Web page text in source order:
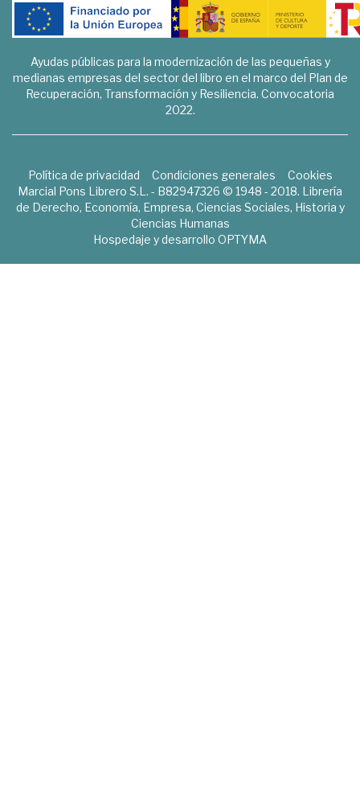
Ayudas públicas para la modernización de las pequeñas y
medianas empresas del sector del libro en el marco del Plan de
Recuperación, Transformación y Resiliencia. Convocatoria
2022.
Política de privacidad Condiciones generales
Cookies
Marcial Pons Librero S.L. - B82947326 © 1948 - 2018. Librería
de Derecho, Economía, Empresa, Ciencias Sociales, Historia y
Ciencias Humanas
Hospedaje y desarrollo OPTYMA